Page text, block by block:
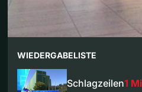
WIEDERGABELISTE
Schlagzeilen1